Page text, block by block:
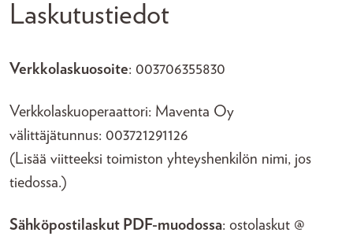
Laskutustiedot
Verkkolaskuosoite: 003706355830
Verkkolaskuoperaattori: Maventa Oy
välittäjätunnus: 003721291126
(Lisää viitteeksi toimiston yhteyshenkilön nimi, jos
tiedossa.)
Sähköpostilaskut PDF-muodossa: ostolaskut @